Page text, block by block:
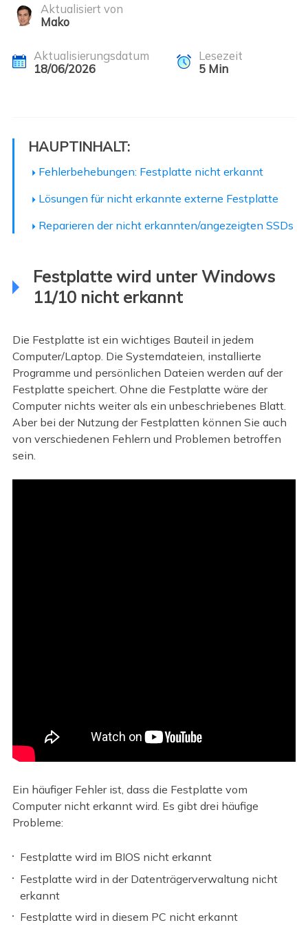
Aktualisiert von
Mako
Aktualisierungsdatum
18/06/2026
Lesezeit
5Min
HAUPTINHALT:
Fehlerbehebungen: Festplatte nicht erkannt
Lösungen für nicht erkannte externe Festplatte
Reparieren der nicht erkannten/angezeigten SSDs
Festplatte wird unter Windows
11/10 nicht erkannt
Die Festplatte ist ein wichtiges Bauteil in jedem
Computer/Laptop. Die Systemdateien, installierte
Programme und persönlichen Dateien werden auf der
Festplatte speichert. Ohne die Festplatte wäre der
Computer nichts weiter als ein unbeschriebenes Blatt.
Aber bei der Nutzung der Festplatten können Sie auch
von verschiedenen Fehlern und Problemen betroffen
sein.
Ein häufiger Fehler ist, dass die Festplatte vom
Computer nicht erkannt wird. Es gibt drei häufige
Probleme:
Festplatte wird im BIOS nicht erkannt
Festplatte wird in der Datenträgerverwaltung nicht
erkannt
Festplatte wird in diesem PC nicht erkannt